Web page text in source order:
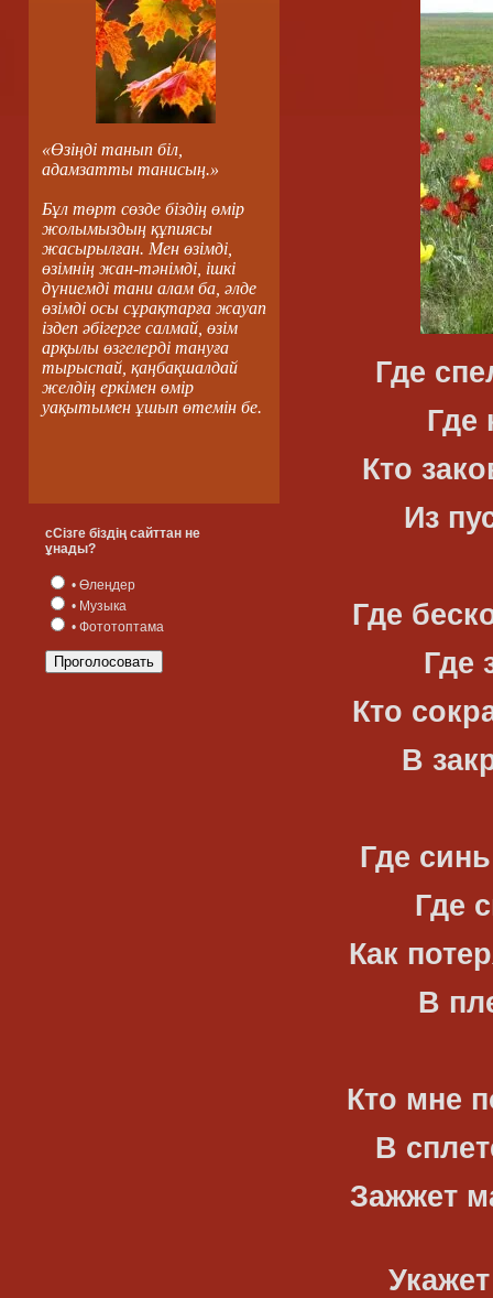
«Өзіңді танып біл,
адамзатты танисың.»
Бұл төрт сөзде біздің өмір
жолымыздың құпиясы
жасырылған. Мен өзімді,
өзімнің жан-тәнімді, ішкі
дүниемді тани алам ба, әлде
өзімді осы сұрақтарға жауап
іздеп әбігерге салмай, өзім
арқылы өзгелерді тануға
тырыспай, қаңбақшалдай
желдің еркімен өмір
уақытымен ұшып өтемін бе.
сСізге біздің сайттан не
ұнады?
• Өлеңдер
• Музыка
• Фототоптама
Где
Где
Кто
Из
Где
Где
Кто
В
Где
Где
Как
В
Кто мне
В
Зажжет